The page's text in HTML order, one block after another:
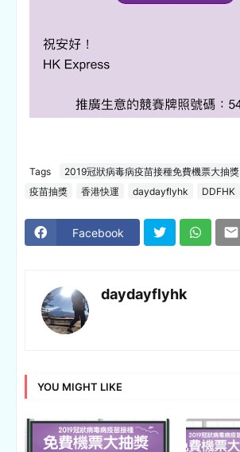
Tags 2019冠狀病毒病疫苗接種免費機票大抽獎
疫苗抽獎
香港快運 daydayflyhk DDFHK
Facebook
daydayflyhk
YOU MIGHT LIKE